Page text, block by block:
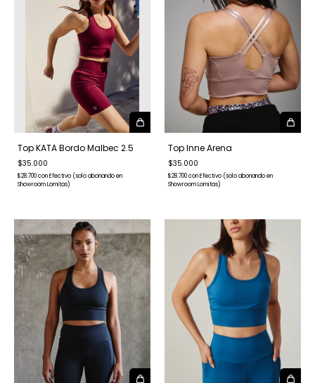
Top KATA Bordo Malbec 2.5
$35.000
$28.700conEfectivo (solo abonando en
Showroom Lomitas)
Top Inne Arena
$35.000
$28.700conEfectivo (solo abonando en
Showroom Lomitas)